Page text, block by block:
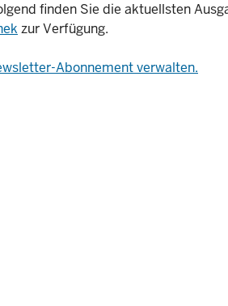
finden Sie die aktuellsten
zur Verfügung.
Abonnement verwalten.